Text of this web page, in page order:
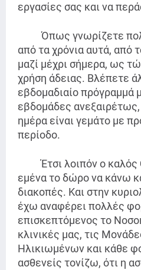
εργασίες σας και να
Όπως γνωρίζετε
από τα χρόνια αυτά, από
μαζί μέχρι σήμερα, ως
χρήση άδειας. Βλέπετε
εβδομαδιαίο πρόγραμμά
εβδομάδες
ημέρα είναι γεμάτο με
περίοδο.
Έτσι λοιπόν ο καλός
εμένα το δώρο να κάνω
διακοπές. Και στην
έχω αναφέρει πολλές
επισκεπτόμενος το
κλινικές μας, τις
Ηλικιωμένων και κάθε
ασθενείς τονίζω, ότι η